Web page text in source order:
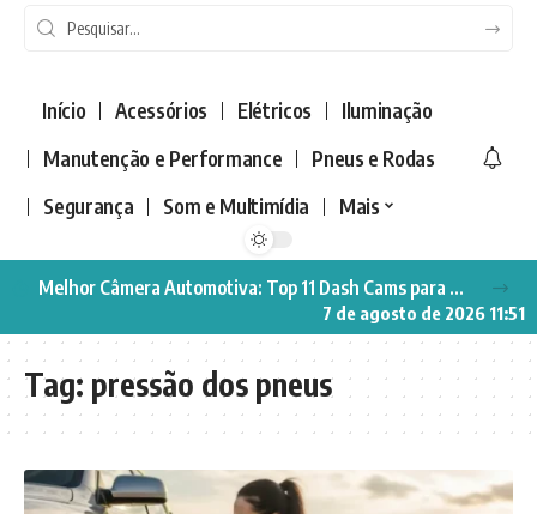
Início Acessórios Elétricos
Iluminação
Manutenção e Performance
Pneus e Rodas
Segurança
Som e Multimídia Mais
7 de agosto de 2026 11:51
Melhor Câmera Automotiva: Top 11 Dash Cams para Segurança no Carro
Tag: pressão dos pneus